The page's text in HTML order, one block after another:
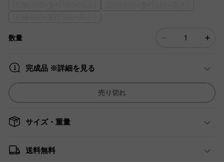
数量
完成品 ※詳細を見る
売り切れ
サイズ・重量
送料無料